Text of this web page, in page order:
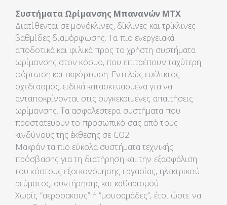
Συστήματα Ωρίμανσης Μπανανών ΜΤΧ
Διατίθενται σε μονόκλινες, δίκλινες και τρίκλινες
βαθμίδες διαμόρφωσης. Τα πιο ενεργειακά
αποδοτικά και φιλικά προς το χρήστη συστήματα
ωρίμανσης στον κόσμο, που επιτρέπουν ταχύτερη
φόρτωση και εκφόρτωση. Εντελώς ευέλικτος
σχεδιασμός, ειδικά κατασκευασμένα για να
ανταποκρίνονται στις συγκεκριμένες απαιτήσεις
ωρίμανσης. Τα ασφαλέστερα συστήματα που
προστατεύουν το προσωπικό σας από τους
κινδύνους της έκθεσης σε CO2.
Μακράν τα πιο εύκολα συστήματα τεχνικής
πρόσβασης για τη διατήρηση και την εξασφάλιση
του κόστους εξοικονόμησης εργασίας, ηλεκτρικού
ρεύματος, συντήρησης και καθαρισμού.
Χωρίς “αερόσακους” ή “μουσαμάδες”, έτσι ώστε να